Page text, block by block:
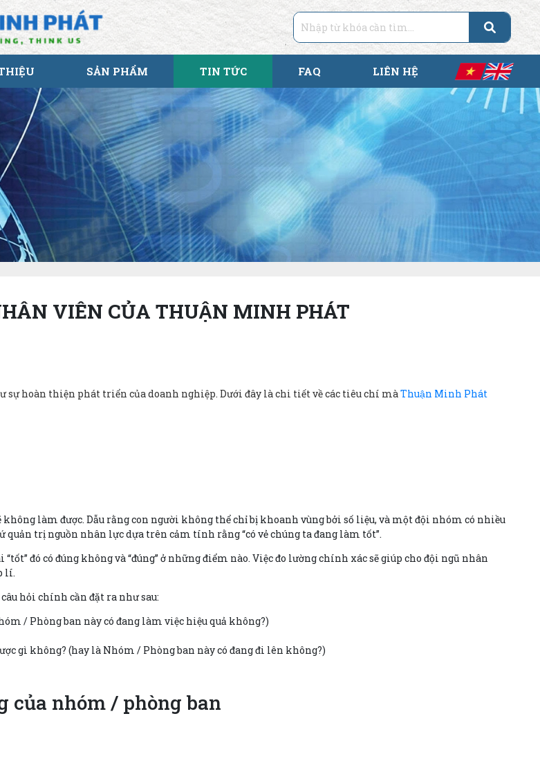
SẢN PHẨM TIN TỨC FAQ LIÊN HỆ
VIÊN CỦA THUẬN MINH PHÁT
hoàn thiện phát triển của doanh nghiệp. Dưới đây là chi tiết về các tiêu chí mà Thuận Minh Phát
làm được. Dẫu rằng con người không thể chỉ bị khoanh vùng bởi số liệu, và một đội nhóm có nhiều
trị nguồn nhân lực dựa trên cảm tính rằng “có vẻ chúng ta đang làm tốt”.
đó có đúng không và “đúng” ở những điểm nào. Việc đo lường chính xác sẽ giúp cho đội ngũ nhân
lí.
hỏi chính cần đặt ra như sau:
/ Phòng ban này có đang làm việc hiệu quả không?)
gì không? (hay là Nhóm / Phòng ban này có đang đi lên không?)
của nhóm / phòng ban